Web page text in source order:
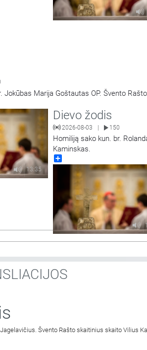
Jokūbas Marija Goštautas OP. Švento
13:35
Dievo žodis
2026-08-03 150
Homiliją sako kun. br.
Kaminskas.
Švento Rašto skaitinius skaito Vilius